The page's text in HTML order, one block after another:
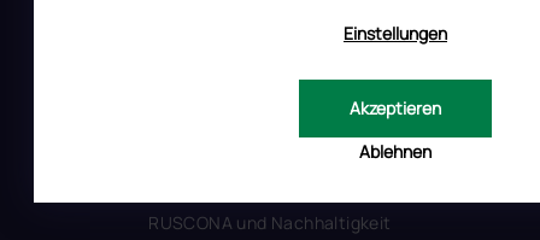
Einstellungen
Ablehnen
Akzeptieren
INFORMATIONEN FÜR SIE
Alles zum Verbot von TPO
RUSCONA und Nachhaltigkeit